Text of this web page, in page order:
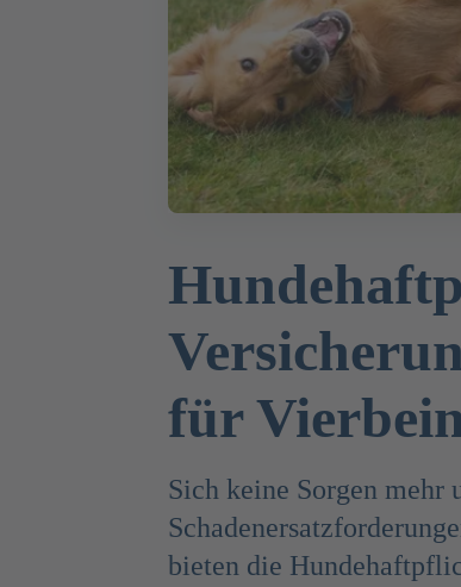
für
Sich keine Sorgen mehr
bieten die